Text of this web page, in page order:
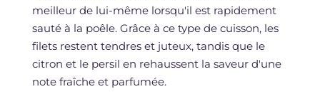
meilleur de lui-même lorsqu'il est rapidement
sauté à la poêle. Grâce à ce type de cuisson, les
filets restent tendres et juteux, tandis que le
citron et le persil en rehaussent la saveur d'une
note fraîche et parfumée.